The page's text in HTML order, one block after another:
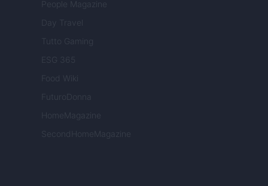
People Magazine
Day Travel
Tutto Gaming
ESG 365
Food Wiki
FuturoDonna
HomeMagazine
SecondHomeMagazine